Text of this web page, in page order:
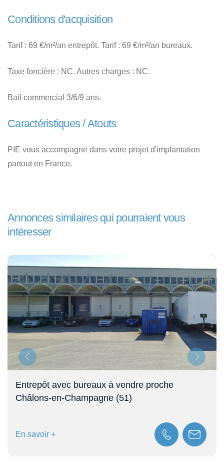
Conditions d'acquisition
Tarif : 69 €/m²/an entrepôt. Tarif : 69 €/m²/an bureaux.
Taxe foncière : NC. Autres charges : NC.
Bail commercial 3/6/9 ans.
Caractéristiques / Atouts
PIE vous accompagne dans votre projet d'implantation
partout en France.
Annonces similaires qui pourraient vous
intéresser
Entrepôt avec bureaux à vendre proche
Châlons-en-Champagne (51)
En savoir +